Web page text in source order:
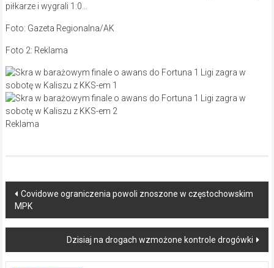
piłkarze i wygrali 1:0…
Foto: Gazeta Regionalna/AK
Foto 2: Reklama
Reklama
Post
navigation
Covidowe ograniczenia powoli znoszone w częstochowskim
MPK
Dzisiaj na drogach wzmożone kontrole drogówki